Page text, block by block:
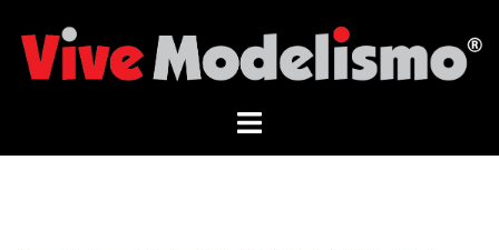
contenido
Alternar